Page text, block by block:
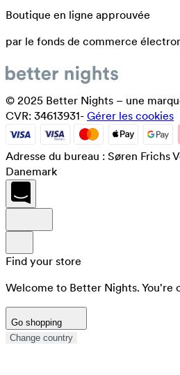
Boutique en ligne approuvée
par le fonds de commerce
© 2025 Better Nights – une
CVR: 34613931- Gérer les cookies
Adresse du bureau : Søren Frichs
Danemark
Find your store
Welcome to Better Nights. You're
Go shopping
Change country